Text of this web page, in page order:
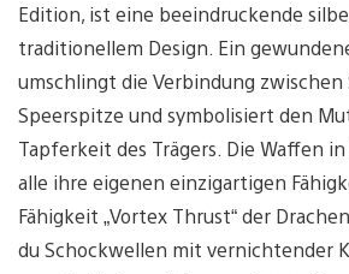
Edition, ist eine beeindruckende
traditionellem Design. Ein
umschlingt die Verbindung zwischen
Speerspitze und symbolisiert den
Tapferkeit des Trägers. Die Waffen
alle ihre eigenen einzigartigen
Fähigkeit „Vortex Thrust“ der
du Schockwellen mit vernichtender